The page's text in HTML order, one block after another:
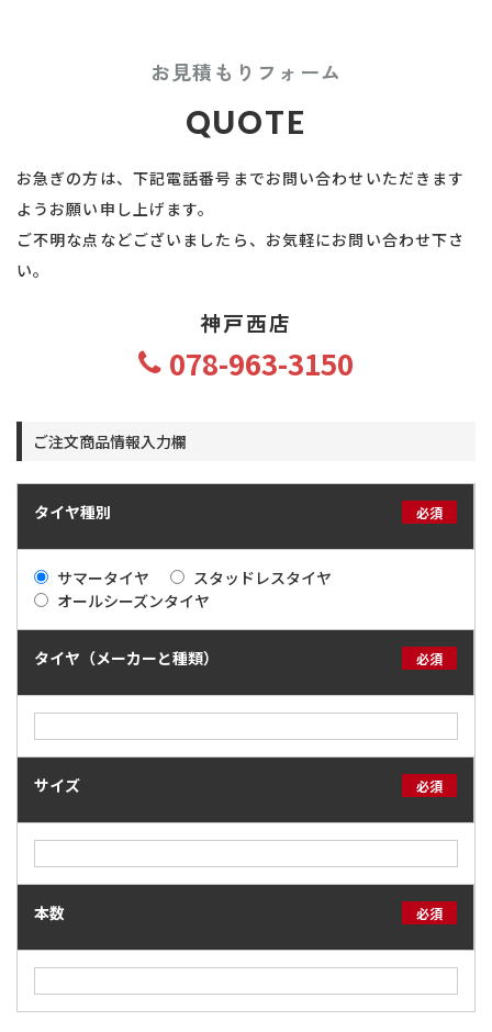
お見積もりフォーム
QUOTE
お急ぎの方は、下記電話番号までお問い合わせいただきます
ようお願い申し上げます。
ご不明な点などございましたら、お気軽にお問い合わせ下さ
い。
神戸西店
078-963-3150
ご注文商品情報入力欄
タイヤ種別 必須
サマータイヤ
スタッドレスタイヤ
オールシーズンタイヤ
タイヤ（メーカーと種類） 必須
サイズ 必須
本数 必須